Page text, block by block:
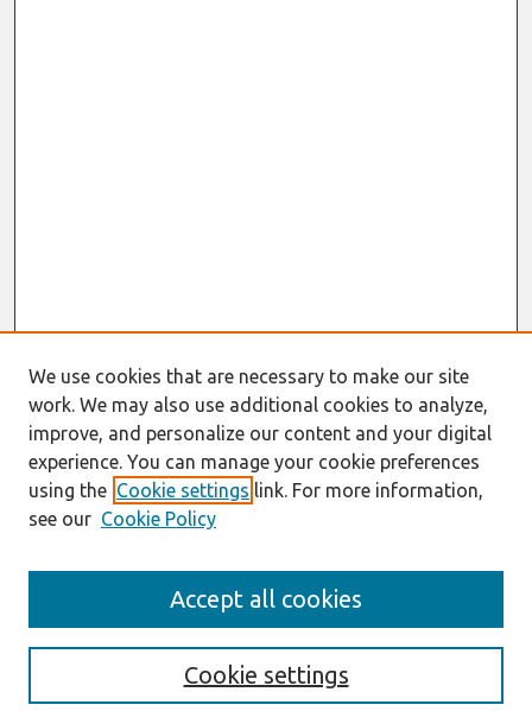
Enter search terms:
We use cookies that are necessary to make our site
work. We may also use additional cookies to analyze,
improve, and personalize our content and your digital
experience. You can manage your cookie preferences
using the Cookie settings link. For more information,
see our Cookie Policy
Cookie settings
Accept all cookies